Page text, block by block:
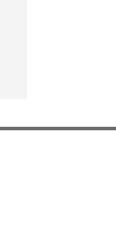
TikTok
Minuto30 en
en LinkedIn
en